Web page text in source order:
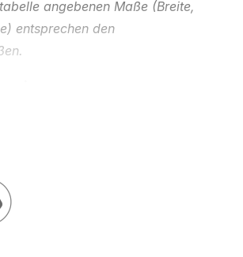
angebenen Maße (Breite,
entsprechen den
- Schaum natürlich auch in
elektrisch leitfähiger Ausrüstung
auch z.B. in weiß - auch mit